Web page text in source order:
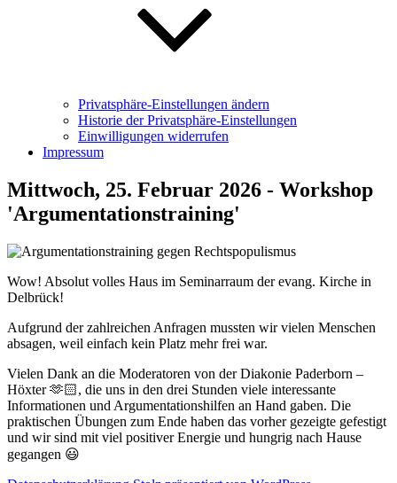
Privatsphäre-Einstellungen ändern
Historie der Privatsphäre-Einstellungen
Einwilligungen widerrufen
Impressum
Mittwoch, 25. Februar 2026 - Workshop
'Argumentationstraining'
Wow! Absolut volles Haus im Seminarraum der evang. Kirche in
Delbrück!
Aufgrund der zahlreichen Anfragen mussten wir vielen Menschen
absagen, weil einfach kein Platz mehr frei war.
Vielen Dank an die Moderatoren von der Diakonie Paderborn –
Höxter 🫶🏻, die uns in den drei Stunden viele interessante
Informationen und Argumentationshilfen an Hand gaben. Die
praktischen Übungen zum Ende haben das vorher gezeigte gefestigt
und wir sind mit viel positiver Energie und hungrig nach Hause
gegangen 😃